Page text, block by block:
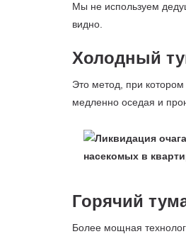
Мы не используем
видно.
Холодный
Это метод, при
медленно оседая и
Горячий
Более мощная